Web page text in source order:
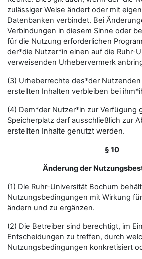
zulässiger Weise ändert oder mit
Datenbanken verbindet. Bei
Verbindungen in diesem Sinne oder
für die Nutzung erforderlichen
der*die Nutzer*in einen auf die Ruhr-
verweisenden Urhebervermerk
(3) Urheberrechte des*der
erstellten Inhalten verbleiben bei
(4) Dem*der Nutzer*in zur Verfügung
Speicherplatz darf ausschließlich zur
erstellten Inhalte genutzt werden.
§ 10
Änderung der
(1) Die Ruhr-Universität Bochum
Nutzungsbedingungen mit Wirkung
ändern und zu ergänzen.
(2) Die Betreiber sind berechtigt, im
Entscheidungen zu treffen, durch
Nutzungsbedingungen konkretisiert